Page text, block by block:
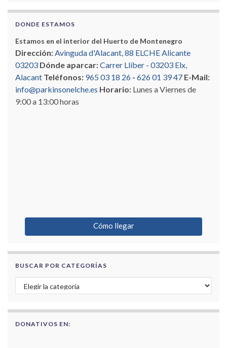
DONDE ESTAMOS
Estamos en el interior del Huerto de Montenegro
Dirección:Avinguda d'Alacant, 88 ELCHE Alicante
03203 Dónde aparcar:Carrer Llíber - 03203 Elx,
Alacant Teléfonos: 965 03 18 26 - 626 01 39 47 E-Mail:
info@parkinsonelche.es Horario: Lunes a Viernes de
9:00 a 13:00 horas
Cómo llegar
BUSCAR POR CATEGORÍAS
Buscar por categorías
DONATIVOS EN: